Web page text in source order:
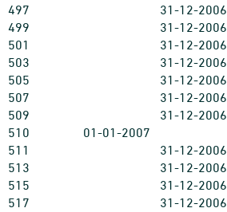
497
31-12-2006
499
31-12-2006
501
31-12-2006
503
31-12-2006
505
31-12-2006
507
31-12-2006
509
31-12-2006
510
01-01-2007
511
31-12-2006
513
31-12-2006
515
31-12-2006
517
31-12-2006